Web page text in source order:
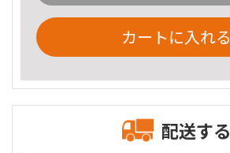
カートに入れる
配送する